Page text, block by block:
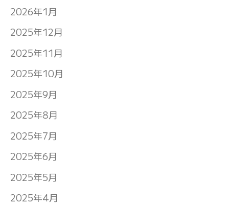
2026年1月
2025年12月
2025年11月
2025年10月
2025年9月
2025年8月
2025年7月
2025年6月
2025年5月
2025年4月